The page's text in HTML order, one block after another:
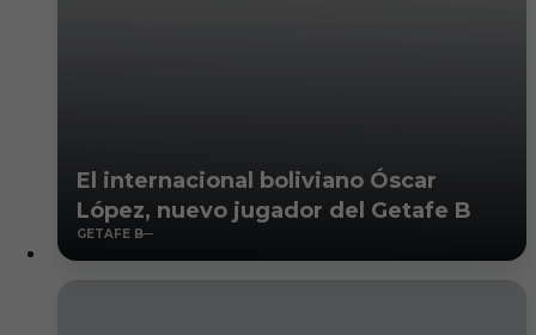
El internacional boliviano Óscar
López, nuevo jugador del Getafe B
GETAFE B